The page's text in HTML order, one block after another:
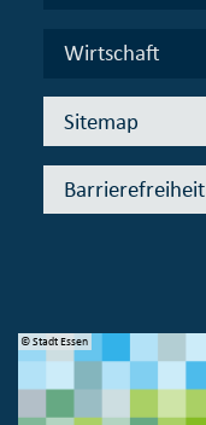
Wirtschaft
Sitemap
Barrierefreiheit
© Stadt Essen